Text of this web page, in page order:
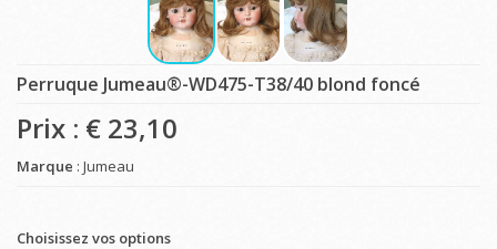
Perruque Jumeau®-WD475-T38/40 blond foncé
Prix : € 23,10
Marque : Jumeau
Choisissez vos options